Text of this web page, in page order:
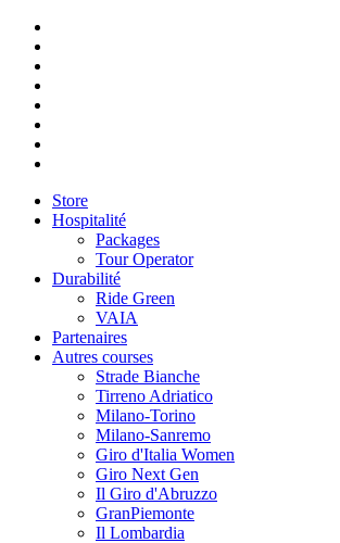
Store
Hospitalité
Packages
Tour Operator
Durabilité
Ride Green
VAIA
Partenaires
Autres courses
Strade Bianche
Tirreno Adriatico
Milano-Torino
Milano-Sanremo
Giro d'Italia Women
Giro Next Gen
Il Giro d'Abruzzo
GranPiemonte
Il Lombardia